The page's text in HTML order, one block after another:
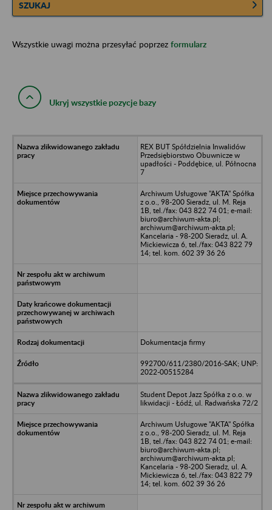
SZUKAJ
Wszystkie uwagi można przesyłać poprzez formularz
Ukryj wszystkie pozycje bazy
REX BUT Spółdzielnia Inwalidów
Przedsiębiorstwo Obuwnicze w
upadłości - Poddębice, ul. Północna
7
Archiwum Usługowe "AKTA" Spółka
z o.o., 98-200 Sieradz, ul. M. Reja
1B, tel./fax: 043 822 74 01; e-mail:
biuro@archiwum-akta.pl;
archiwum@archiwum-akta.pl;
Kancelaria - 98-200 Sieradz, ul. A.
Mickiewicza 6, tel./fax: 043 822 79
14; tel. kom. 602 39 36 26
Dokumentacja firmy
992700/611/2380/2016-SAK; UNP:
2022-00515284
Student Depot Jazz Spółka z o.o. w
likwidacji - Łódź, ul. Radwańska 72/2
Archiwum Usługowe "AKTA" Spółka
z o.o., 98-200 Sieradz, ul. M. Reja
1B, tel./fax: 043 822 74 01; e-mail:
biuro@archiwum-akta.pl;
archiwum@archiwum-akta.pl;
Kancelaria - 98-200 Sieradz, ul. A.
Mickiewicza 6, tel./fax: 043 822 79
14; tel. kom. 602 39 36 26